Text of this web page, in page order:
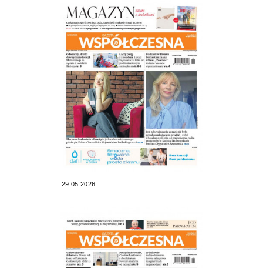
29.05.2026